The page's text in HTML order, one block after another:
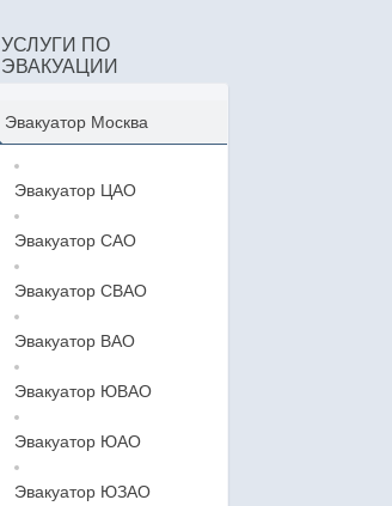
УСЛУГИ ПО
ЭВАКУАЦИИ
Эвакуатор Москва
Эвакуатор ЦАО
Эвакуатор САО
Эвакуатор СВАО
Эвакуатор ВАО
Эвакуатор ЮВАО
Эвакуатор ЮАО
Эвакуатор ЮЗАО